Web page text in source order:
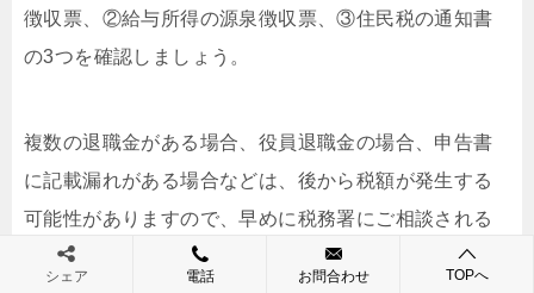
徴収票、②給与所得の源泉徴収票、③住民税の通知書
の3つを確認しましょう。
複数の退職金がある場合、役員退職金の場合、申告書
に記載漏れがある場合などは、後から税額が発生する
可能性がありますので、早めに税務署にご相談される
ことをおすすめします。
シェア 電話 お問合わせ TOPへ